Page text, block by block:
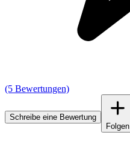
(5 Bewertungen)
Schreibe eine Bewertung
Folgen